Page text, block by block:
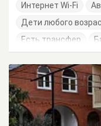
Интернет Wi-Fi
Дети любого
Есть трансфер